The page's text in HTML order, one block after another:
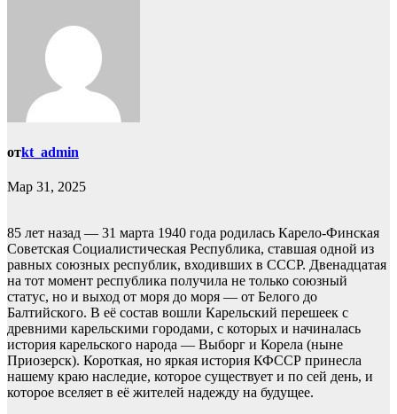
отkt_admin
Мар 31, 2025
85 лет назад — 31 марта 1940 года родилась Карело-Финская
Советская Социалистическая Республика, ставшая одной из
равных союзных республик, входивших в СССР. Двенадцатая
на тот момент республика получила не только союзный
статус, но и выход от моря до моря — от Белого до
Балтийского. В её состав вошли Карельский перешеек с
древними карельскими городами, с которых и начиналась
история карельского народа — Выборг и Корела (ныне
Приозерск). Короткая, но яркая история КФССР принесла
нашему краю наследие, которое существует и по сей день, и
которое вселяет в её жителей надежду на будущее.